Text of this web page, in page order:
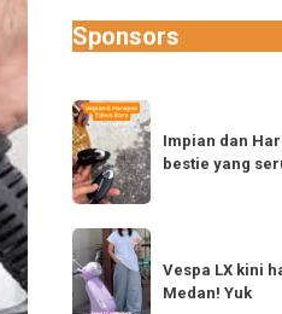
Sponsors
Impian
dan
Harapan
Tahun
Baru
Punya
bestie
Impian dan
bestie yang
Vespa
LX
kini
Vespa LX kini
Medan! Yuk